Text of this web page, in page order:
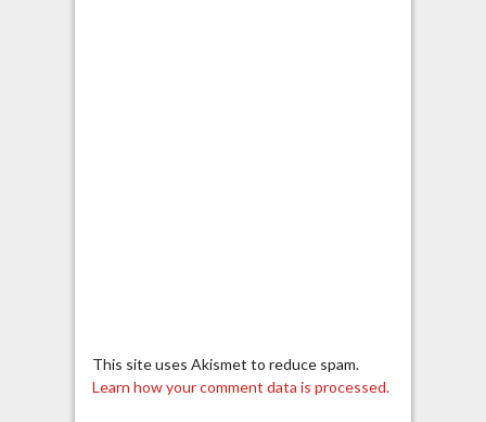
This site uses Akismet to reduce spam.
Learn how your comment data is processed.